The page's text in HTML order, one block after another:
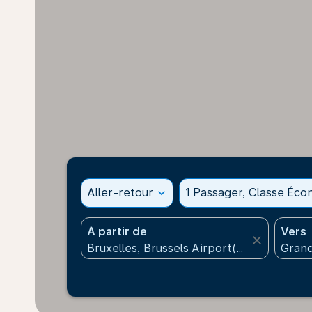
Aller-retour expand_more 1 Passager, Classe
À partir de
close
Vers